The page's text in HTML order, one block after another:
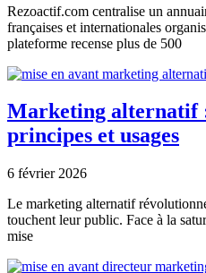
Rezoactif.com centralise un
françaises et internationales
plateforme recense plus de 500
Marketing alternatif
principes et usages
6 février 2026
Le marketing alternatif
touchent leur public. Face à la
mise